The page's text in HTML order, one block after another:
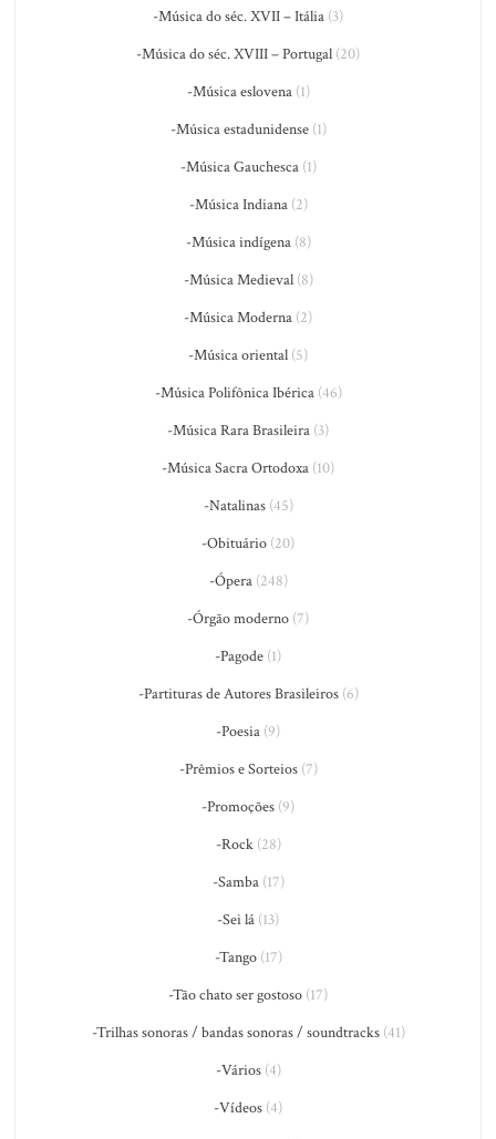
-Música do séc. XVII – Itália (3)
-Música do séc. XVIII – Portugal (20)
-Música eslovena(1)
-Música estadunidense(1)
-Música Gauchesca(1)
-Música Indiana(2)
-Música indígena(8)
-Música Medieval(8)
-Música Moderna (2)
-Música oriental (5)
-Música Polifônica Ibérica(46)
-Música Rara Brasileira (3)
-Música Sacra Ortodoxa (10)
-Natalinas(45)
-Obituário (20)
-Ópera(248)
-Órgão moderno (7)
-Pagode (1)
-Partituras de Autores Brasileiros(6)
-Poesia (9)
-Prêmios e Sorteios(7)
-Promoções (9)
-Rock(28)
-Samba(17)
-Sei lá (13)
-Tango(17)
-Tão chato ser gostoso (17)
-Trilhas sonoras / bandas sonoras / soundtracks(41)
-Vários(4)
-Vídeos (4)